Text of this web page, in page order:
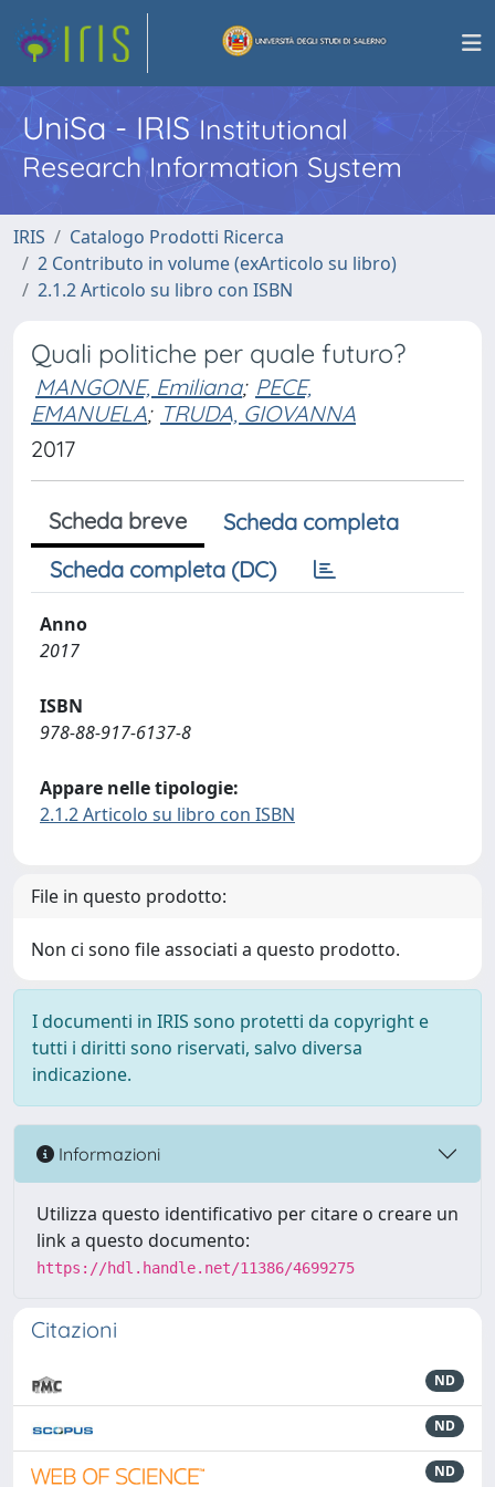
UniSa - IRISInstitutional
Research Information System
IRIS
Catalogo Prodotti Ricerca
2 Contributo in volume (exArticolo su libro)
2.1.2 Articolo su libro con ISBN
Quali politiche per quale futuro?
MANGONE, Emiliana; PECE,
EMANUELA; TRUDA, GIOVANNA
2017
Scheda breve
Scheda completa
Scheda completa (DC)
Anno
2017
ISBN
978-88-917-6137-8
Appare nelle tipologie:
2.1.2 Articolo su libro con ISBN
File in questo prodotto:
Non ci sono file associati a questo prodotto.
I documenti in IRIS sono protetti da copyright e
tutti i diritti sono riservati, salvo diversa
indicazione.
Informazioni
Utilizza questo identificativo per citare o creare un
link a questo documento:
https://hdl.handle.net/11386/4699275
Citazioni
ND
ND
ND